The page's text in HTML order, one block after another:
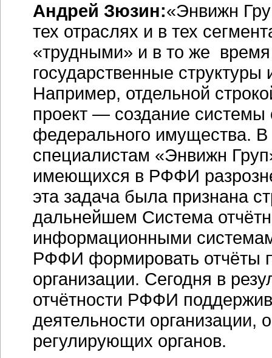
Андрей Зюзин:«Энвижн
тех отраслях и в тех
«трудными» и в то же
государственные
Например, отдельной
проект — создание системы
федерального имущества. В
специалистам «Энвижн
имеющихся в РФФИ
эта задача была признана
дальнейшем Система
информационными
РФФИ формировать отчёты
организации. Сегодня в
отчётности РФФИ
деятельности организации,
регулирующих органов.